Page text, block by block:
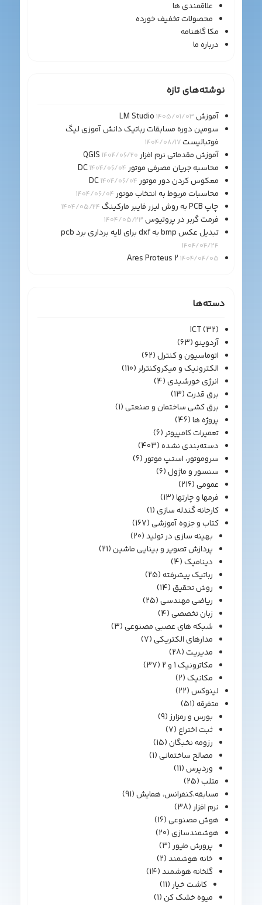
علاقمندی ها
محصولات تخفیف خورده
مکا گاهنامه
درباره ما
نوشته‌های تازه
آموزش LM Studio 1405/01/03
سومین دوره مسابقات رباتیک دانش آموزی لیگ
فوتبالیست1404/08/17
آموزش مقدماتی نرم افزار QGIS1404/06/20
محاسبه جریان مصرفی موتور DC1404/06/04
معکوس کردن دور موتور DC1404/06/04
محاسبات مربوط به انتخاب موتور 1404/06/04
چاپ PCB به روش لیزر فایبر مارکینگ 1404/05/24
فرمت گربر در پروتیوس 1404/05/23
تبدیل عکس bmp به dxf برای لایه برداری برد pcb
1404/04/24
Ares Proteus 2 1404/04/05
دسته‌ها
ICT(32)
آردوینو(63)
اتوماسیون و کنترل(62)
الکترونیک و میکروکنترلر(110)
انرژی خورشیدی(4)
برق قدرت(13)
برق کشی ساختمان و صنعتی(1)
پروژه ها(46)
تعمیرات کامپیوتر(6)
دسته‌بندی نشده(403)
سروموتور، استپ موتور(6)
سنسور و ماژول(6)
عمومی(216)
فرمها و چارتها(13)
کارخانه گندله سازی(1)
کتاب و جزوه آموزشی(167)
بهینه سازی در تولید(20)
پردازش تصویر و بینایی ماشین(21)
دینامیک(4)
رباتیک پیشرفته(25)
روش تحقیق(14)
ریاضی مهندسی(25)
زبان تخصصی(4)
شبکه های عصبی مصنوعی(3)
مدارهای الکتریکی(7)
مدیریت(28)
مکاترونیک 1 و 2
(37)
مکانیک(2)
لینوکس(22)
متفرقه(51)
بورس و رمزارز(9)
ثبت اختراع(7)
رزومه نخبگان(15)
مصالح ساختمانی(1)
وردپرس(11)
متلب(25)
مسابقه،کنفرانس، همایش(91)
نرم افزار(38)
هوش مصنوعی(16)
هوشمندسازی(20)
پرورش طیور(3)
خانه هوشمند(2)
گلخانه هوشمند(14)
کاشت خیار(11)
میوه خشک کن(1)